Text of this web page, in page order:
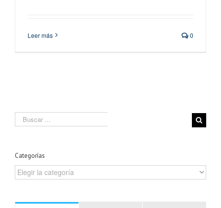
Leer más 0
Search
for:
Categorías
Categorías